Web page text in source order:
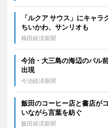
「ルクア サウス」にキャ
ちいかわ、サンリオも
梅田経済新聞
今治・大三島の海辺のバル
出現
今治経済新聞
飯田のコーヒー店と書店が
いながら言葉を紡ぐ
飯田経済新聞